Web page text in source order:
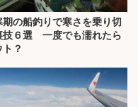
期の船釣りで寒さを乗り切
技６選 一度でも濡れたら
ト？